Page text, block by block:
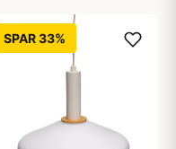
SPAR 33%